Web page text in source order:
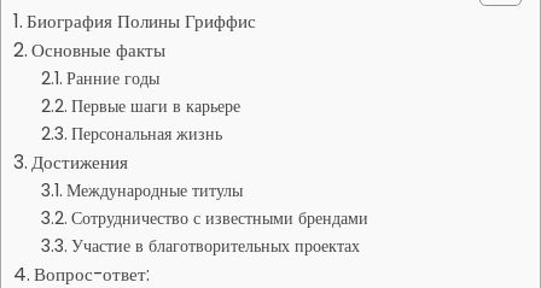
Биография Полины Гриффис
Основные факты
Ранние годы
Первые шаги в карьере
Персональная жизнь
Достижения
Международные титулы
Сотрудничество с известными брендами
Участие в благотворительных проектах
Вопрос-ответ: